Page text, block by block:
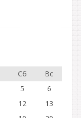
Сб
Вс
5
6
12
13